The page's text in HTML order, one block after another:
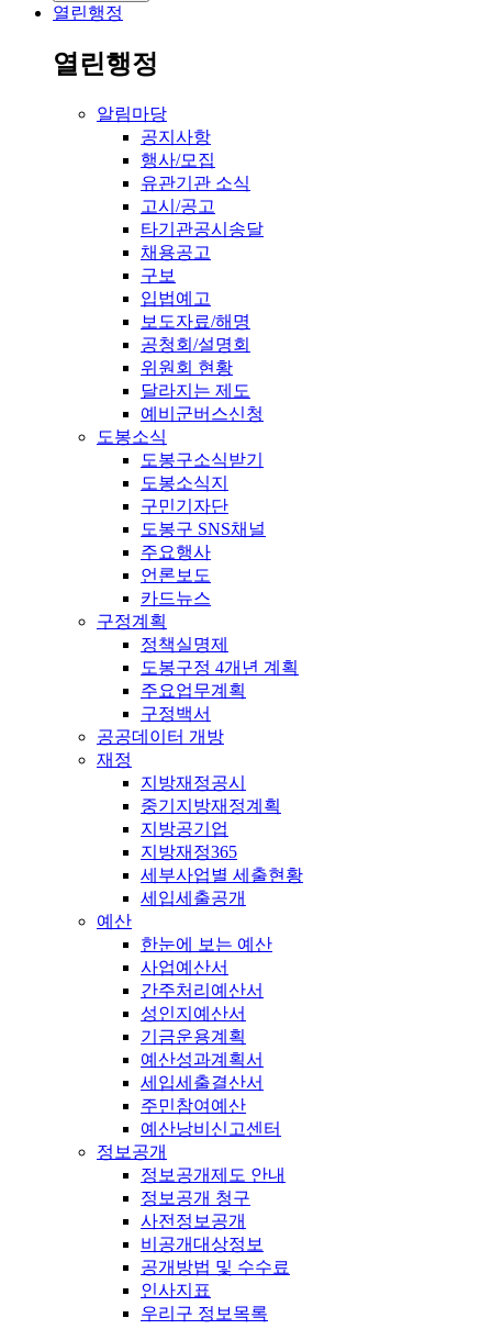
열린행정
열린행정
알림마당
공지사항
행사/모집
유관기관 소식
고시/공고
타기관공시송달
채용공고
구보
입법예고
보도자료/해명
공청회/설명회
위원회 현황
달라지는 제도
예비군버스신청
도봉소식
도봉구소식받기
도봉소식지
구민기자단
도봉구 SNS채널
주요행사
언론보도
카드뉴스
구정계획
정책실명제
도봉구정 4개년 계획
주요업무계획
구정백서
공공데이터 개방
재정
지방재정공시
중기지방재정계획
지방공기업
지방재정365
세부사업별 세출현황
세입세출공개
예산
한눈에 보는 예산
사업예산서
간주처리예산서
성인지예산서
기금운용계획
예산성과계획서
세입세출결산서
주민참여예산
예산낭비신고센터
정보공개
정보공개제도 안내
정보공개 청구
사전정보공개
비공개대상정보
공개방법 및 수수료
인사지표
우리구 정보목록